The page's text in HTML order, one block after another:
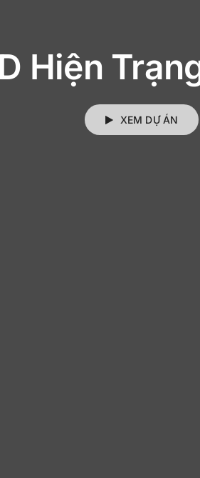
Hiện
XEM DỰ ÁN